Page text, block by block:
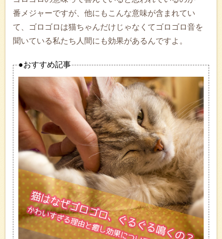
番メジャーですが、他にもこんな意味が含まれてい
て、ゴロゴロは猫ちゃんだけじゃなくてゴロゴロ音を
聞いている私たち人間にも効果があるんですよ。
●おすすめ記事